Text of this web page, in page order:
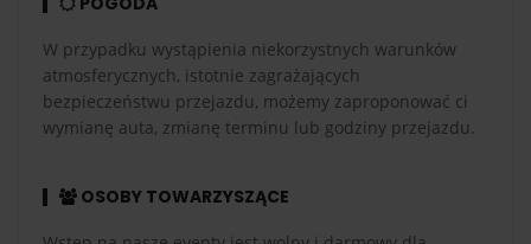
W przypadku wystąpienia niekorzystnych warunków
atmosferycznych, istotnie zagrażających
bezpieczeństwu przejazdu, możemy zaproponować ci
wymianę auta, zmianę terminu lub godziny przejazdu.
OSOBY TOWARZYSZĄCE